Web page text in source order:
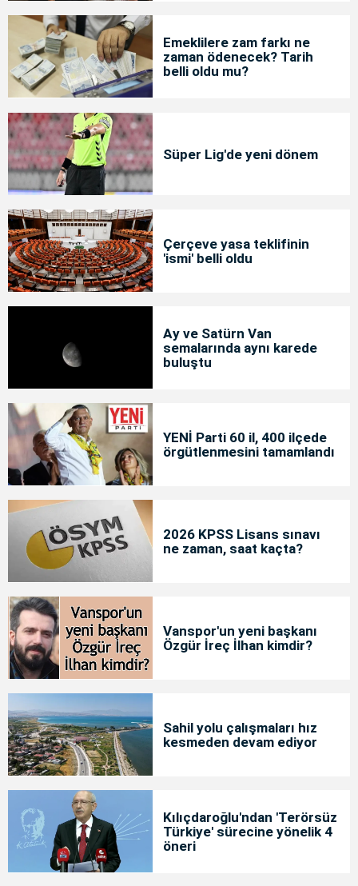
Emeklilere zam farkı ne
zaman ödenecek? Tarih
belli oldu mu?
Süper Lig'de yeni dönem
Çerçeve yasa teklifinin
'ismi' belli oldu
Ay ve Satürn Van
semalarında aynı karede
buluştu
YENİ Parti 60 il, 400 ilçede
örgütlenmesini tamamlandı
2026 KPSS Lisans sınavı
ne zaman, saat kaçta?
Vanspor'un yeni başkanı
Özgür İreç İlhan kimdir?
Sahil yolu çalışmaları hız
kesmeden devam ediyor
Kılıçdaroğlu'ndan 'Terörsüz
Türkiye' sürecine yönelik 4
öneri